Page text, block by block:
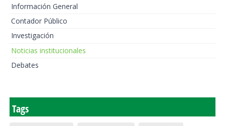
Información General
Contador Público
Investigación
Noticias institucionales
Debates
Tags